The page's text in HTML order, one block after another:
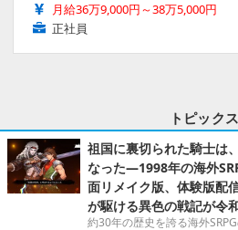
月給36万9,000円～38万5,000円
正社員
トピックス
祖国に裏切られた騎士は
なった―1998年の海外
面リメイク版、体験版配
が駆ける異色の戦記が令
約30年の歴史を誇る海外